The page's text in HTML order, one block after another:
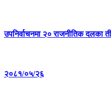
उपनिर्वाचनमा २० राजनीतिक दलका
२०८१/०५/२६